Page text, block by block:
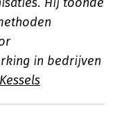
in bedrijven